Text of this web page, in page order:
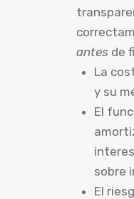
antes de
La
y su
El
sobre
El